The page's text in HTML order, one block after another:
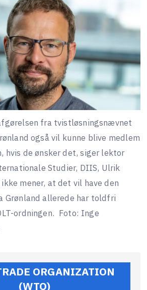
fra tvistløsningsnævnet
også vil kunne blive medlem
hvis de ønsker det, siger lektor
Studier, DIIS, Ulrik
mener, at det vil have den
Grønland allerede har toldfri
ordningen. Foto: Inge
ORGANIZATION
(WTO)